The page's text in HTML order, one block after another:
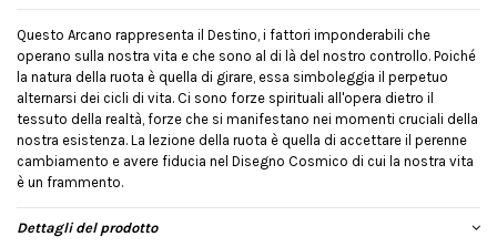
Questo Arcano rappresenta il Destino, i fattori imponderabili che
operano sulla nostra vita e che sono al di là del nostro controllo. Poiché
la natura della ruota è quella di girare, essa simboleggia il perpetuo
alternarsi dei cicli di vita. Ci sono forze spirituali all'opera dietro il
tessuto della realtà, forze che si manifestano nei momenti cruciali della
nostra esistenza. La lezione della ruota è quella di accettare il perenne
cambiamento e avere fiducia nel Disegno Cosmico di cui la nostra vita
è un frammento.
Dettagli del prodotto